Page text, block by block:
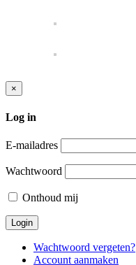
×
Log in
E-mailadres
Wachtwoord
Onthoud mij
Wachtwoord vergeten?
Account aanmaken